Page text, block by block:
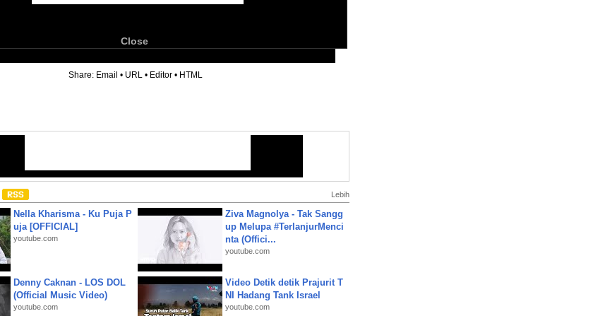
Close
Share: Email • URL • Editor • HTML
Lebih
Nella Kharisma - Ku Puja P
uja [OFFICIAL]
youtube.com
Ziva Magnolya - Tak Sangg
up Melupa #TerlanjurMenci
nta (Offici...
youtube.com
Denny Caknan - LOS DOL
(Official Music Video)
youtube.com
Video Detik detik Prajurit T
NI Hadang Tank Israel
youtube.com